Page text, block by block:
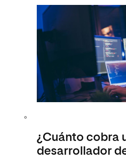
¿Cuánto cobra
desarrollador